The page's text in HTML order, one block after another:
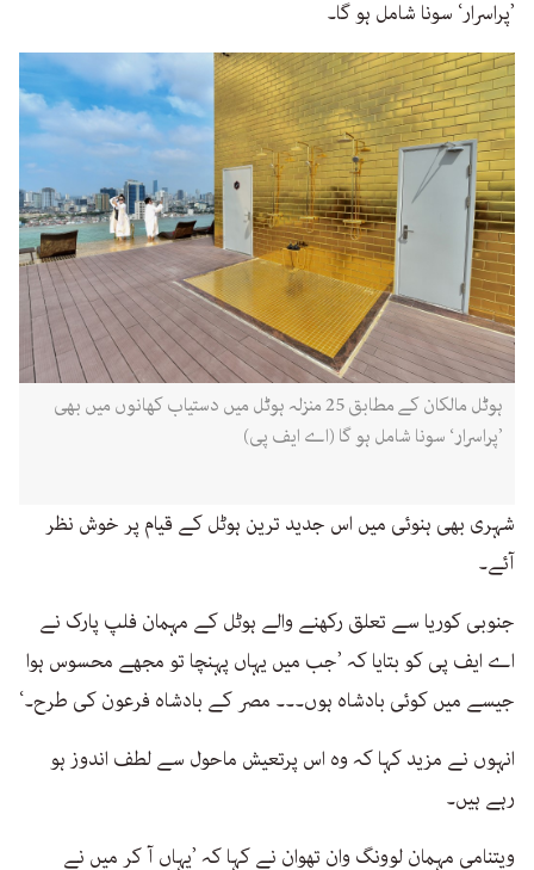
’پراسرار‘ سونا شامل ہو گا۔
ہوٹل مالکان کے مطابق 25 منزلہ ہوٹل میں دستیاب کھانوں میں بھی
’پراسرار‘ سونا شامل ہو گا (اے ایف پی)
شہری بھی ہنوئی میں اس جدید ترین ہوٹل کے قیام پر خوش نظر
آئے۔
جنوبی کوریا سے تعلق رکھنے والے ہوٹل کے مہمان فلپ پارک نے
اے ایف پی کو بتایا کہ ’جب میں یہاں پہنچا تو مجھے محسوس ہوا
جیسے میں کوئی بادشاہ ہوں۔۔۔ مصر کے بادشاہ فرعون کی طرح۔‘
انہوں نے مزید کہا کہ وہ اس پرتعیش ماحول سے لطف اندوز ہو
رہے ہیں۔
ویتنامی مہمان لوونگ وان تھوان نے کہا کہ ’یہاں آ کر میں نے